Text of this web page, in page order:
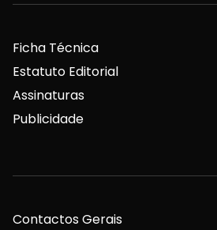
Ficha Técnica
Estatuto Editorial
Assinaturas
Publicidade
Contactos Gerais